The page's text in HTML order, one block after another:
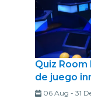
Quiz
de juego
06 Aug - 31